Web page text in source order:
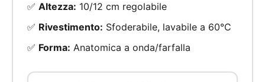
✅ Altezza: 10/12 cm regolabile
✅ Rivestimento: Sfoderabile, lavabile a 60°C
✅ Forma: Anatomica a onda/farfalla